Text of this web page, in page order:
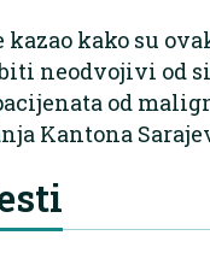
kako su
neodvojivi od
od
Kantona